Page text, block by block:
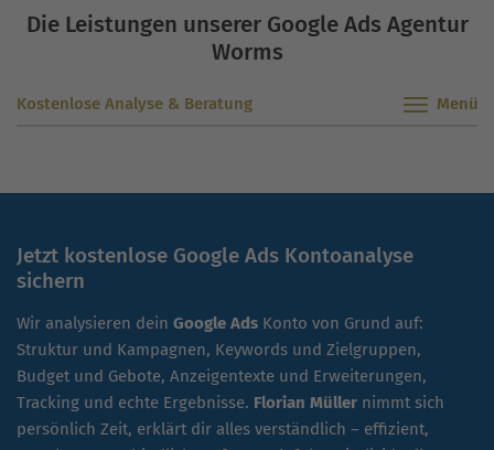
Die Leistungen unserer Google Ads Agentur
Worms
Kostenlose Analyse & Beratung
Jetzt kostenlose Google Ads Kontoanalyse
sichern
Wir analysieren dein Google Ads Konto von Grund auf:
Struktur und Kampagnen, Keywords und Zielgruppen,
Budget und Gebote, Anzeigentexte und Erweiterungen,
Tracking und echte Ergebnisse. Florian Müller nimmt sich
persönlich Zeit, erklärt dir alles verständlich – effizient,